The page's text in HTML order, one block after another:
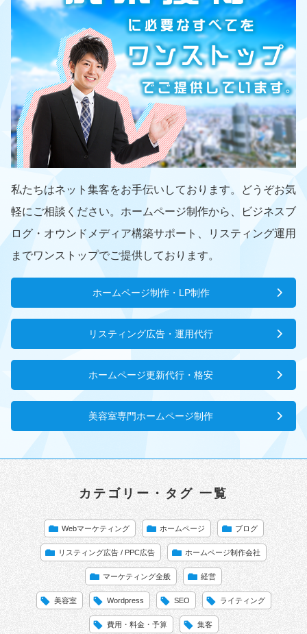
私たちはネット集客をお手伝いしております。どうぞお気
軽にご相談ください。ホームページ制作から、ビジネスブ
ログ・オウンドメディア構築サポート、リスティング運用
までワンストップでご提供しております。
ホームページ制作・LP制作
リスティング広告・運用代行
ホームページ更新代行・格安
美容室専門ホームページ制作
カテゴリー・タグ 一覧
Webマーケティング ホームページ ブログ
リスティング広告 / PPC広告 ホームページ制作会社
マーケティング全般 経営
美容室 Wordpress SEO ライティング
費用・料金・予算 集客